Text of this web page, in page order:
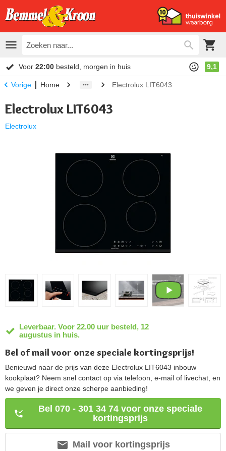
Voor 22:00 besteld, morgen in huis 9,1
Vorige Home Electrolux LIT6043
Electrolux LIT6043
Electrolux
Leverbaar. Voor 22.00 uur besteld, 12
augustus in huis.
Bel of mail voor onze speciale kortingsprijs!
Benieuwd naar de prijs van deze Electrolux LIT6043 inbouw
kookplaat? Neem snel contact op via telefoon, e-mail of livechat, en
we geven je direct onze scherpe aanbieding!
Bel 070 - 301 34 74 voor onze speciale
kortingsprijs
Mail voor kortingsprijs